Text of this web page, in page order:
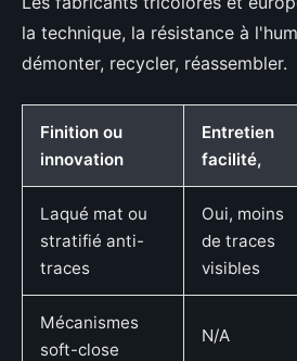
la technique, la résistance à
démonter, recycler, réassembler.
Finition ou
innovation
Entretien
facilité,
Laqué mat ou
stratifié anti-
traces
Oui, moins
de traces
visibles
Mécanismes
soft-close
N/A